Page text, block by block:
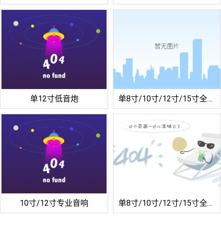
单12寸低音炮 单8寸/10寸/12寸/15寸全频音箱
10寸/12寸专业音响 单8寸/10寸/12寸/15寸全频音箱